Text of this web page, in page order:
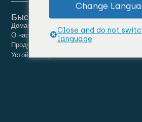
Быстрые ссылки
Домашняя страница
О нас
Продукты
Устойчивое развитие
НовостиСвязаться с
Change
Close and do not
language